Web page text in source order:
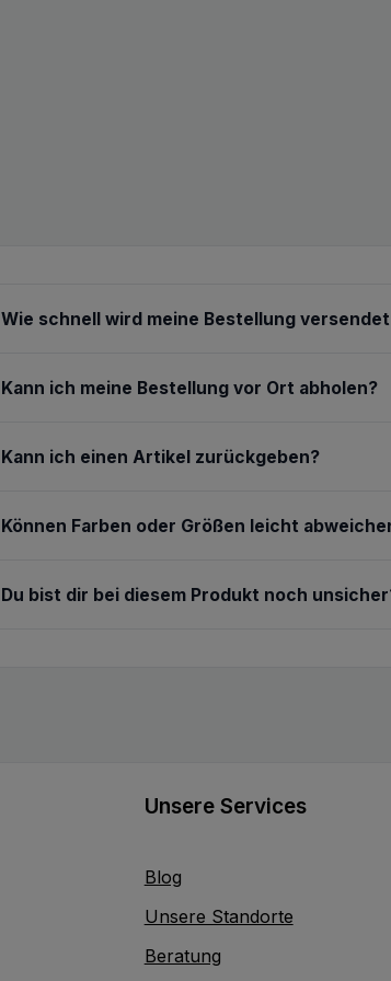
Wie schnell wird meine Bestellung
Kann ich meine Bestellung vor Ort abholen?
Kann ich einen Artikel zurückgeben?
Können Farben oder Größen leicht
Du bist dir bei diesem Produkt noch
Unsere Services
Blog
Unsere Standorte
Beratung